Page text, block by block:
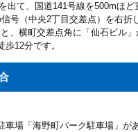
出て、国道141号線を500mほど
号（中央2丁目交差点）を右折
、横町交差点角に「仙石ビル
12分です。
車場「海野町パーク駐車場」が